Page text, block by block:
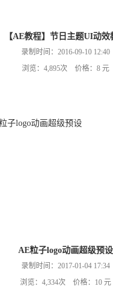
【AE教程】节日主题UI动效
录制时间：2016-09-10 12:40
浏览：4,895次 价格：8 元
AE粒子logo动画超级预设
录制时间：2017-01-04 17:34
浏览：4,334次 价格：10 元